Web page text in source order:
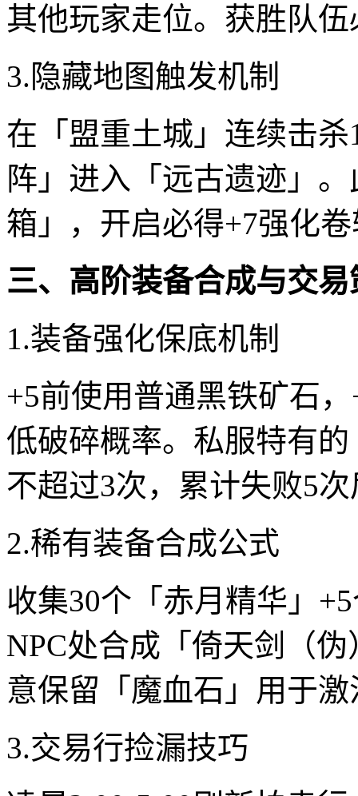
其他玩家走位。获胜队
3.隐藏地图触发机制
在「盟重土城」连续击
阵」进入「远古遗迹」
箱」，开启必得+7强化
三、高阶装备合成与交易
1.装备强化保底机制
+5前使用普通黑铁矿石
低破碎概率。私服特有
不超过3次，累计失败5
2.稀有装备合成公式
收集30个「赤月精华」
NPC处合成「倚天剑（
意保留「魔血石」用于
3.交易行捡漏技巧